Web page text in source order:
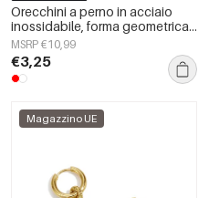
Orecchini a perno in acciaio
inossidabile, forma geometrica,
semplici, serie &quot;Daily
Simple&quot;, gioielli da donna.
MSRP €10,99
€3,25
Magazzino UE